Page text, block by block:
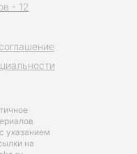
указанием
на
- 12